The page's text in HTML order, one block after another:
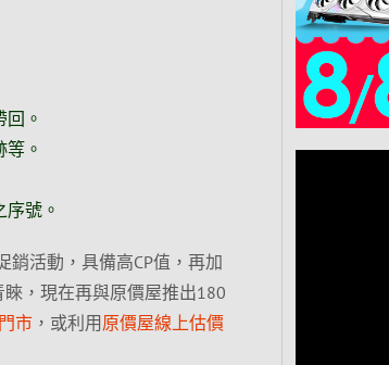
。
。
號。
銷活動，具備高CP值，再加
睞，現在再與原價屋推出180
市，或利用原價屋線上估價